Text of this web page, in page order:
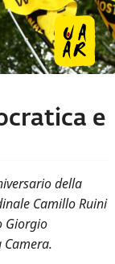
e
della
Camillo Ruini
Giorgio